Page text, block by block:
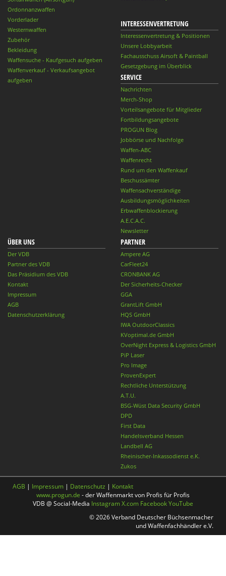
Ordonnanzwaffen
Vorderlader
Westernwaffen
Zubehör
Bekleidung
Waffensuche - Kaufgesuch aufgeben
Waffenverkauf - Verkaufsangebot
aufgeben
INTERESSENVERTRETUNG
Interessenvertretung & Positionen
Unsere Lobbyarbeit
Fachausschuss Airsoft & Paintball
Gesetzgebung im Überblick
SERVICE
Nachrichten
Merch-Shop
Vorteilsangebote für Mitglieder
Fortbildungsangebote
PROGUN Blog
Jobbörse und Nachfolge
Waffen-ABC
Waffenrecht
Rund um den Waffenkauf
Beschussämter
Waffensachverständige
Ausbildungsmöglichkeiten
Erbwaffenblockierung
A.E.C.A.C.
Newsletter
ÜBER UNS
Der VDB
Partner des VDB
Das Präsidium des VDB
Kontakt
Impressum
AGB
Datenschutzerklärung
PARTNER
Ampere AG
CarFleet24
CRONBANK AG
Der Sicherheits-Checker
GGA
GrantLift GmbH
HQS GmbH
IWA OutdoorClassics
KVoptimal.de GmbH
OverNight Express & Logistics GmbH
PiP Laser
Pro Image
ProvenExpert
Rechtliche Unterstützung
A.T.U.
BSG-Wüst Data Security GmbH
DPD
First Data
Handelsverband Hessen
Landbell AG
Rheinischer-Inkassodienst e.K.
Zukos
AGB | Impressum | Datenschutz | Kontakt
www.progun.de - der Waffenmarkt von Profis für Profis
VDB @ Social-Media InstagramX.com FacebookYouTube
© 2026 Verband Deutscher Büchsenmacher
und Waffenfachhändler e.V.